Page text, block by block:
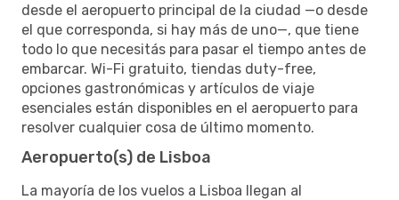
desde el aeropuerto principal de la ciudad —o desde
el que corresponda, si hay más de uno—, que tiene
todo lo que necesitás para pasar el tiempo antes de
embarcar. Wi-Fi gratuito, tiendas duty-free,
opciones gastronómicas y artículos de viaje
esenciales están disponibles en el aeropuerto para
resolver cualquier cosa de último momento.
Aeropuerto(s) de Lisboa
La mayoría de los vuelos a Lisboa llegan al